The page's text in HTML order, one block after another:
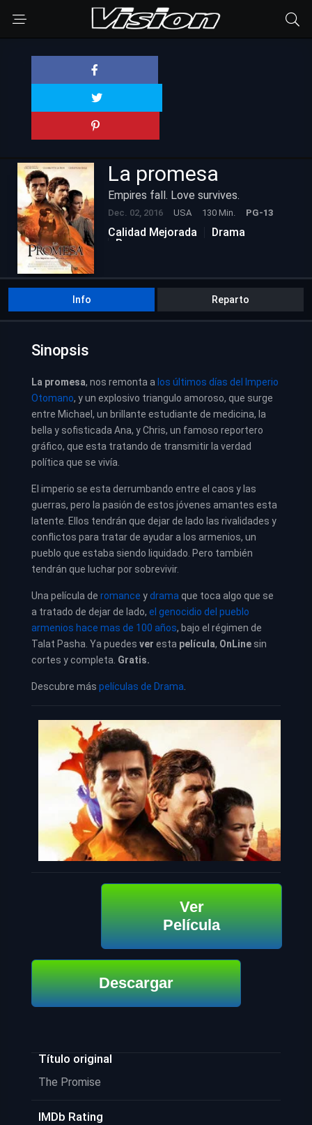
La promesa
Empires fall. Love survives.
Dec. 02, 2016 USA 130 Min. PG-13
Calidad Mejorada
Drama
Romance
Info Reparto
Sinopsis
La promesa, nos remonta a los últimos días del Imperio
Otomano, y un explosivo triangulo amoroso, que surge
entre Michael, un brillante estudiante de medicina, la
bella y sofisticada Ana, y Chris, un famoso reportero
gráfico, que esta tratando de transmitir la verdad
política que se vivía.
El imperio se esta derrumbando entre el caos y las
guerras, pero la pasión de estos jóvenes amantes esta
latente. Ellos tendrán que dejar de lado las rivalidades y
conflictos para tratar de ayudar a los armenios, un
pueblo que estaba siendo liquidado. Pero también
tendrán que luchar por sobrevivir.
Una película de romance ydrama que toca algo que se
a tratado de dejar de lado, el genocidio del pueblo
armenios hace mas de 100 años, bajo el régimen de
Talat Pasha. Ya puedes ver esta película, OnLine sin
cortes y completa. Gratis.
Descubre más películas de Drama
Ver
Película
Descargar
Título original
The Promise
IMDb Rating